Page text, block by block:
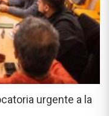
urgente a la